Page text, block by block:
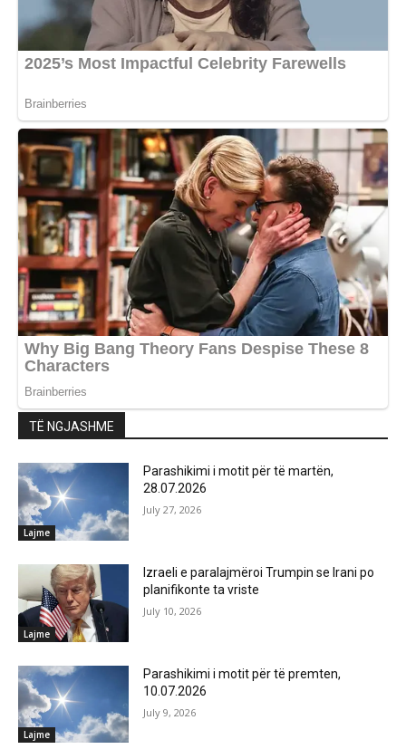
TË NGJASHME
Lajme
Parashikimi i motit për të martën,
28.07.2026
July 27, 2026
Lajme
Izraeli e paralajmëroi Trumpin se Irani po
planifikonte ta vriste
July 10, 2026
Lajme
Parashikimi i motit për të premten,
10.07.2026
July 9, 2026